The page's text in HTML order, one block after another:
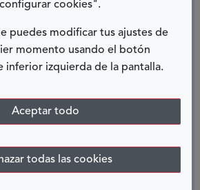
cookies".
puedes modificar tus ajustes de
momento usando el botón
inferior izquierda de la pantalla.
Aceptar todo
todas las cookies